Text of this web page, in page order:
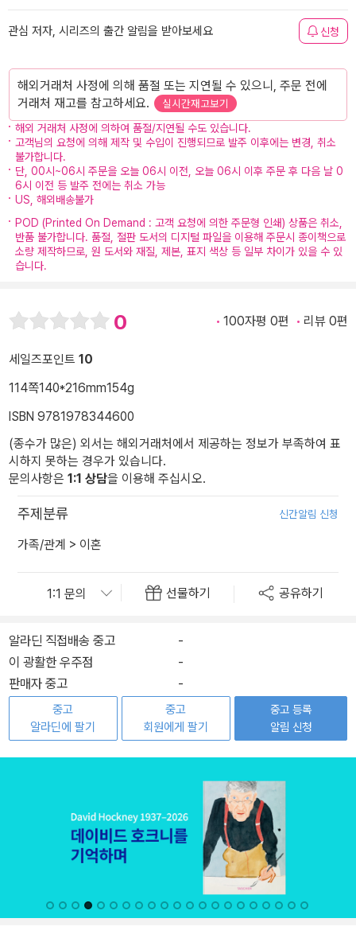
관심 저자, 시리즈의 출간 알림을 받아보세요 신청
해외거래처 사정에 의해 품절 또는 지연될 수 있으니, 주문 전에
거래처 재고를 참고하세요.
실시간재고보기
해외 거래처 사정에 의하여 품절/지연될 수도 있습니다.
고객님의 요청에 의해 제작 및 수입이 진행되므로 발주 이후에는 변경, 취소
불가합니다.
단, 00시~06시 주문을 오늘 06시 이전, 오늘 06시 이후 주문 후 다음 날 0
6시 이전 등 발주 전에는 취소 가능
US, 해외배송불가
POD (Printed On Demand : 고객 요청에 의한 주문형 인쇄) 상품은 취소,
반품 불가합니다. 품절, 절판 도서의 디지털 파일을 이용해 주문시 종이책으로
소량 제작하므로, 원 도서와 재질, 제본, 표지 색상 등 일부 차이가 있을 수 있
습니다.
0 100자평 0편 리뷰 0편
세일즈포인트 10
114쪽140*216mm154g
ISBN 9781978344600
(종수가 많은) 외서는 해외거래처에서 제공하는 정보가 부족하여 표
시하지 못하는 경우가 있습니다.
문의사항은 1:1 상담을 이용해 주십시오.
주제분류 신간알림 신청
가족/관계 > 이혼
선물하기 공유하기
알라딘 직접배송 중고
-
이 광활한 우주점
-
판매자 중고
-
중고
알라딘에 팔기
중고
회원에게 팔기
중고 등록
알림 신청